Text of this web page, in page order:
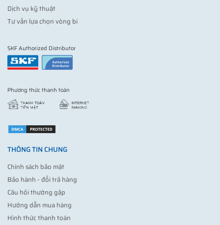
Dịch vụ kỹ thuật
Tư vấn lựa chọn vòng bi
SKF Authorized Distributor
Phương thức thanh toán
THÔNG TIN CHUNG
Chính sách bảo mật
Bảo hành - đổi trả hàng
Câu hỏi thường gặp
Hướng dẫn mua hàng
Hình thức thanh toán